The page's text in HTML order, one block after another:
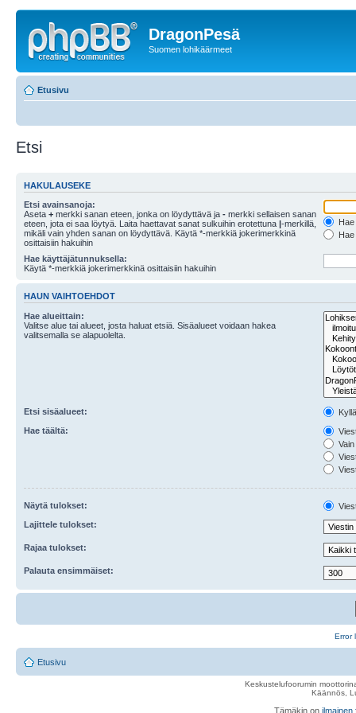
DragonPesä
Suomen lohikäärmeet
Etusivu
Etsi
HAKULAUSEKE
Etsi avainsanoja:
Aseta + merkki sanan eteen, jonka on löydyttävä ja - merkki sellaisen sanan
eteen, jota ei saa löytyä. Laita haettavat sanat sulkuihin erotettuna |-merkillä,
mikäli vain yhden sanan on löydyttävä. Käytä *-merkkiä jokerimerkkinä
osittaisiin hakuihin
Hae käyttäjätunnuksella:
Käytä *-merkkiä jokerimerkkinä osittaisiin hakuihin
HAUN VAIHTOEHDOT
Hae alueittain:
Valitse alue tai alueet, josta haluat etsiä. Sisäalueet voidaan hakea
valitsemalla se alapuolelta.
Etsi sisäalueet:
Hae täältä:
Näytä tulokset:
Lajittele tulokset:
Rajaa tulokset:
Palauta ensimmäiset:
Error
Etusivu
Keskustelufoorumin
Käännös,
Tämäkin on ilmainen